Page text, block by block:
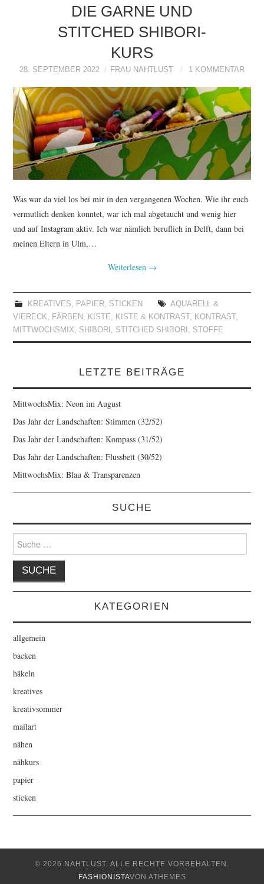
DIE GARNE UND
STITCHED SHIBORI-
KURS
28. SEPTEMBER 2022 FRAU NAHTLUST 1 KOMMENTAR
Was war da viel los bei mir in den vergangenen Wochen. Wie ihr euch
vermutlich denken konntet, war ich mal abgetaucht und wenig hier
und auf Instagram aktiv. Ich war nämlich beruflich in Delft, dann bei
meinen Eltern in Ulm,…
Weiterlesen →
KREATIVES, PAPIER, STICKEN
AQUARELL &
VIERECK, FÄRBEN , KISTE, KISTE & KONTRAST , KONTRAST ,
MITTWOCHSMIX, SHIBORI , STITCHED SHIBORI , STOFFE
LETZTE BEITRÄGE
MittwochsMix: Neon im August
Das Jahr der Landschaften: Stimmen (32/52)
Das Jahr der Landschaften: Kompass (31/52)
Das Jahr der Landschaften: Flussbett (30/52)
MittwochsMix: Blau & Transparenzen
SUCHE
Suche
nach:
KATEGORIEN
allgemein
backen
häkeln
kreatives
kreativsommer
mailart
nähen
nähkurs
papier
sticken
© 2026 NAHTLUST. ALLE RECHTE VORBEHALTEN.
FASHIONISTAVON ATHEMES